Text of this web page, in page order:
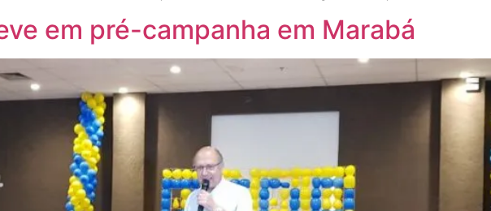
em pré-campanha em Marabá